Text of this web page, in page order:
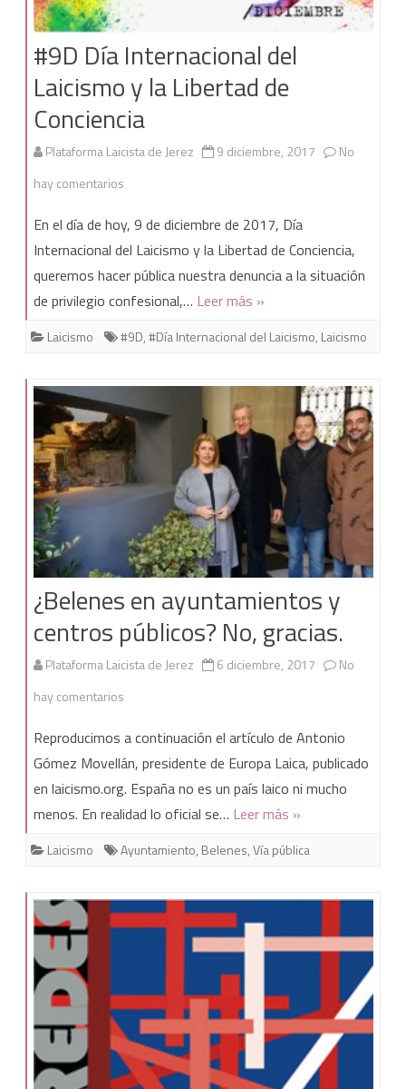
#9D Día Internacional del
Laicismo y la Libertad de
Conciencia
Plataforma Laicista de Jerez 9 diciembre, 2017
No
hay comentarios
Día
Internacional
del
Laicismo
la
Libertad
de
Conciencia
En el día de hoy, 9 de diciembre de 2017, Día
Internacional del Laicismo y la Libertad de Conciencia,
queremos hacer pública nuestra denuncia a la situación
de privilegio confesional,… Leer más »
Laicismo #9D,#Día Internacional del Laicismo, Laicismo
¿Belenes en ayuntamientos y
centros públicos? No, gracias.
Plataforma Laicista de Jerez 6 diciembre, 2017
No
hay comentarios
en
ayuntamientos
y
centros
No,
Reproducimos a continuación el artículo de Antonio
Gómez Movellán, presidente de Europa Laica, publicado
en laicismo.org. España no es un país laico ni mucho
menos. En realidad lo oficial se… Leer más »
Laicismo Ayuntamiento, Belenes,Vía pública